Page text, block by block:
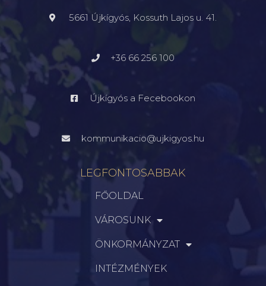
5661 Újkígyós, Kossuth Lajos u. 41.
+36 66 256 100
Újkígyós a Fecebookon
kommunikacio@ujkigyos.hu
LEGFONTOSABBAK
FŐOLDAL
VÁROSUNK
ÖNKORMÁNYZAT
INTÉZMÉNYEK